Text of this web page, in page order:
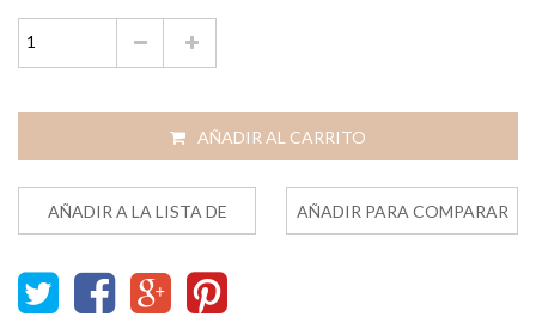
AÑADIR AL CARRITO
AÑADIR PARA COMPARAR
AÑADIR A LA LISTA DE